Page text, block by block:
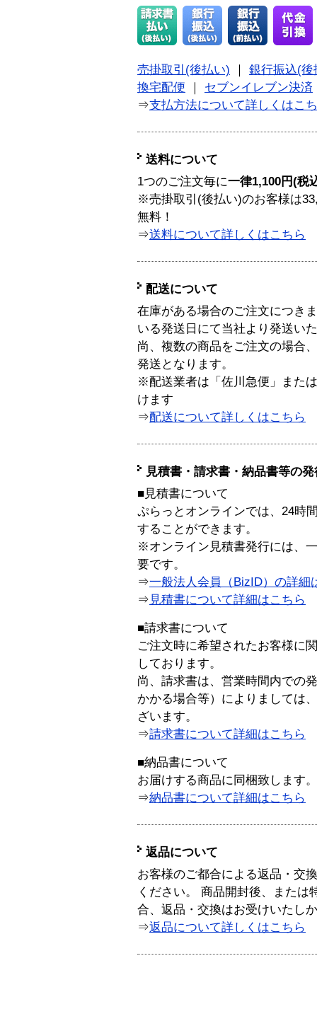
売掛取引(後払い)
銀行振込(後
換宅配便
セブンイレブン決済
⇒支払方法について詳しくはこ
送料について
1つのご注文毎に一律1,100円(税
※売掛取引(後払い)のお客様は
無料！
⇒送料について詳しくはこちら
配送について
在庫がある場合のご注文につき
いる発送日にて当社より発送い
尚、複数の商品をご注文の場合
発送となります。
※配送業者は「佐川急便」また
けます
⇒配送について詳しくはこちら
見積書・請求書・納品書等の
■見積書について
ぷらっとオンラインでは、24時
することができます。
※オンライン見積書発行には、
要です。
⇒一般法人会員（BizID）の詳細
⇒ 見積書について詳細はこちら
■請求書について
ご注文時に希望されたお客様に
しております。
尚、請求書は、営業時間内での
かかる場合等）によりましては
ざいます。
⇒請求書について詳細はこちら
■納品書について
お届けする商品に同梱致します。
⇒納品書について詳細はこちら
返品について
お客様のご都合による返品・交
ください。 商品開封後、または
合、返品・交換はお受けいたし
⇒返品について詳しくはこちら